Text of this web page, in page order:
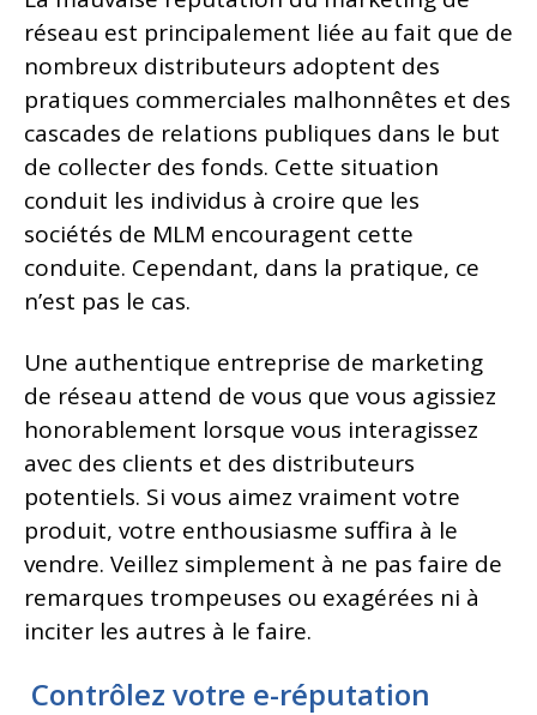
réseau est principalement liée au fait que de
nombreux distributeurs adoptent des
pratiques commerciales malhonnêtes et des
cascades de relations publiques dans le but
de collecter des fonds. Cette situation
conduit les individus à croire que les
sociétés de MLM encouragent cette
conduite. Cependant, dans la pratique, ce
n’est pas le cas.
Une authentique entreprise de marketing
de réseau attend de vous que vous agissiez
honorablement lorsque vous interagissez
avec des clients et des distributeurs
potentiels. Si vous aimez vraiment votre
produit, votre enthousiasme suffira à le
vendre. Veillez simplement à ne pas faire de
remarques trompeuses ou exagérées ni à
inciter les autres à le faire.
Contrôlez votre e-réputation